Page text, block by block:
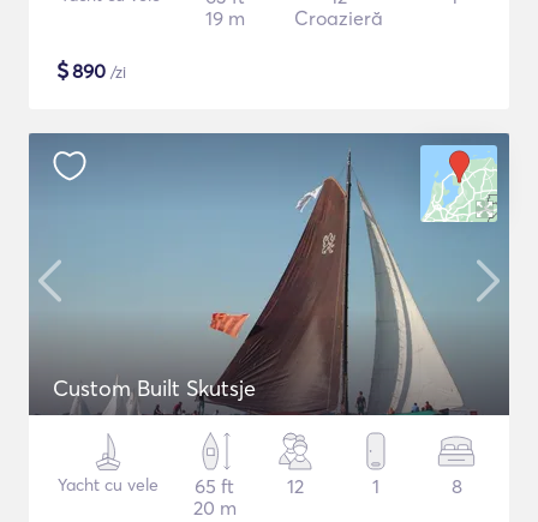
19 m
Croazieră
$890 /zi
Custom Built Skutsje
Yacht cu vele
65 ft
20 m
12 1 8